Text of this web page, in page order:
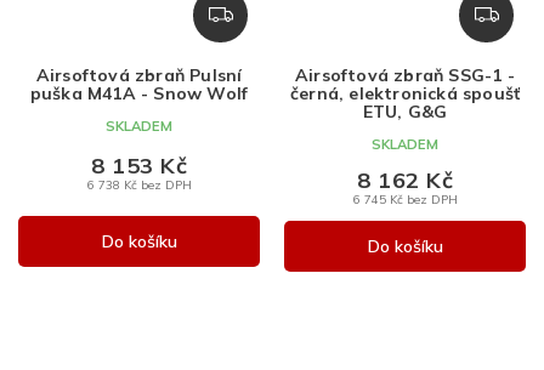
Z
D
R
Airsoftová zbraň Pulsní
puška M41A - Snow Wolf
SKLADEM
6 738 Kč bez DPH
8 153 Kč
Do košíku
Z
D
R
Airsoftová zbraň SSG-1 -
černá, elektronická spoušť
ETU, G&G
SKLADEM
6 745 Kč bez DPH
8 162 Kč
Do košíku